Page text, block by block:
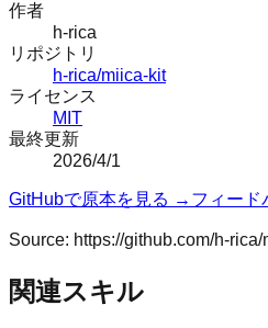
作者
h-rica
リポジトリ
h-rica/miica-kit
ライセンス
MIT
最終更新
2026/4/1
GitHubで原本を見る → フィード
Source: https://github.com/h-
関連スキル